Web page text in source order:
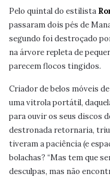
Pelo quintal do estilista
passaram dois pés de
segundo foi destroçado
na árvore repleta de
parecem flocos tingidos.
Criador de belos móveis
uma vitrola portátil,
para ouvir os seus discos
destronada retornaria,
tiveram a paciência (e
bolachas? “Mas tem que
desculpas, mas não